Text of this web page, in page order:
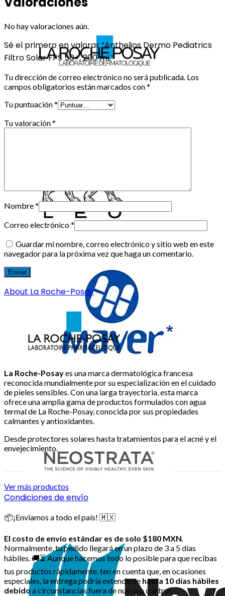
No hay valoraciones aún.
Sé el primero en valorar “Anthelios Dermo Pediatrics
Filtro Solar FPS 50+, 200 mL”
Tu dirección de correo electrónico no será publicada. Los
campos obligatorios están marcados con*
Tu puntuación*
Tu valoración*
Nombre*
Correo electrónico*
Guardar mi nombre, correo electrónico y sitio web en este
navegador para la próxima vez que haga un comentario.
About La Roche-Posay
La Roche-Posayes una marca dermatológica francesa
reconocida mundialmente por su especialización en el cuidado
de pieles sensibles. Con una larga trayectoria, esta marca
ofrece una amplia gama de productos formulados con agua
termal de La Roche-Posay, conocida por sus propiedades
calmantes y antioxidantes.
Desde protectores solares hasta tratamientos para el acné y el
envejecimiento.
Ver más productos
Condiciones de envío
📦¡Enviamos a todo el país! 🇲🇽
El costo de envío estándar es de solo $180 MXN.
Normalmente, tu pedido llegará en un plazo de 3 a 5 días
hábiles. 🚚⏳ Aunque hacemos todo lo posible para que recibas
tus productos rápidamente, ten en cuenta que, en ocasiones
especiales, la entrega podría extenderse hasta 10 días hábiles
debido a circunstancias fuera de nuestro control.